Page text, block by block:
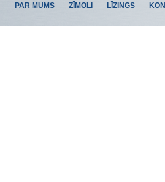
PAR MUMS ZĪMOLI LĪZINGS